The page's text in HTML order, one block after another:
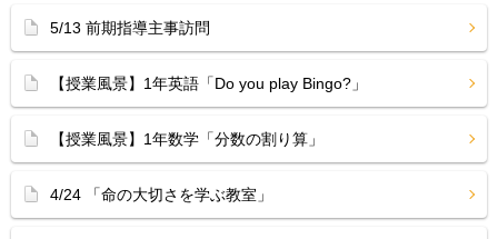
5/13 前期指導主事訪問
【授業風景】1年英語「Do you play Bingo?」
【授業風景】1年数学「分数の割り算」
4/24 「命の大切さを学ぶ教室」